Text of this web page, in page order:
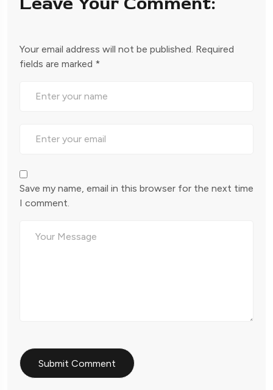
Your email address will not be published. Required
fields are marked *
Save my name, email in this browser for the next time
I comment.